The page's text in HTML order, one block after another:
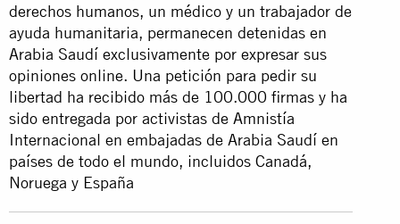
derechos humanos, un médico y un trabajador de
ayuda humanitaria, permanecen detenidas en
Arabia Saudí exclusivamente por expresar sus
opiniones online. Una petición para pedir su
libertad ha recibido más de 100.000 firmas y ha
sido entregada por activistas de Amnistía
Internacional en embajadas de Arabia Saudí en
países de todo el mundo, incluidos Canadá,
Noruega y España